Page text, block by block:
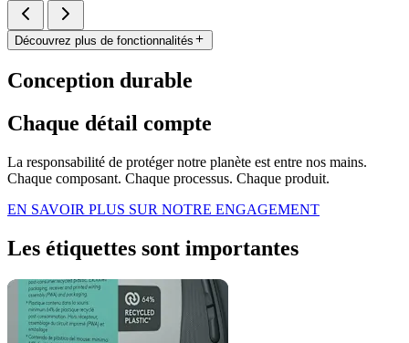
Découvrez plus de fonctionnalités
Conception durable
Chaque détail compte
La responsabilité de protéger notre planète est entre nos mains.
Chaque composant. Chaque processus. Chaque produit.
EN SAVOIR PLUS SUR NOTRE ENGAGEMENT
Les étiquettes sont importantes